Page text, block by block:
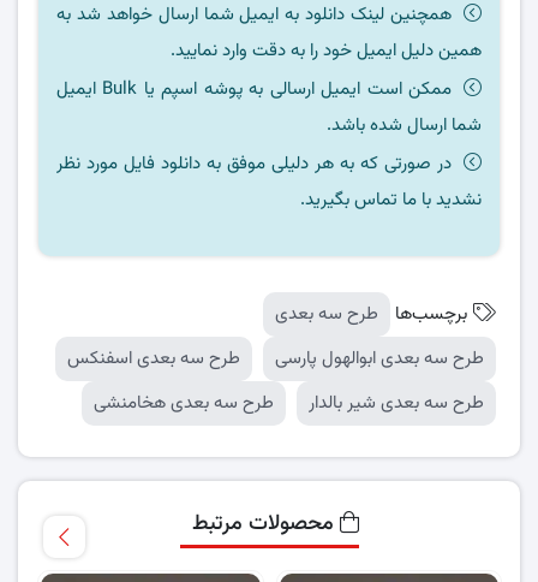
همچنین لینک دانلود به ایمیل شما ارسال خواهد شد به
همین دلیل ایمیل خود را به دقت وارد نمایید.
ممکن است ایمیل ارسالی به پوشه اسپم یا Bulk ایمیل
شما ارسال شده باشد.
در صورتی که به هر دلیلی موفق به دانلود فایل مورد نظر
نشدید با ما تماس بگیرید.
برچسب‌ها
طرح سه بعدی
طرح سه بعدی ابوالهول پارسی
طرح سه بعدی اسفنکس
طرح سه بعدی شیر بالدار
طرح سه بعدی هخامنشی
محصولات مرتبط